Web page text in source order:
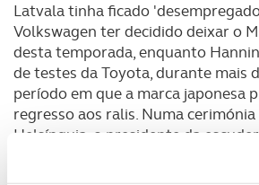
Latvala tinha ficado
Volkswagen ter decidido deixar o
desta temporada, enquanto
de testes da Toyota, durante mais
período em que a marca japonesa
regresso aos ralis. Numa
Helsínquia, o presidente da
deixou "gratidão e respeito" a
"que esperaram 17 anos" pelo